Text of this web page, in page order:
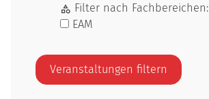
Filter nach Fachbereichen:
EAM